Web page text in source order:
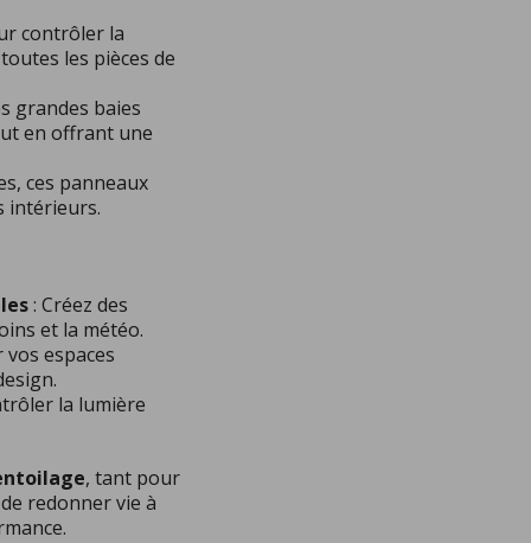
contrôler la
les pièces de
grandes baies
en offrant une
ces panneaux
intérieurs.
: Créez des
et la météo.
espaces
la lumière
, tant pour
redonner vie à